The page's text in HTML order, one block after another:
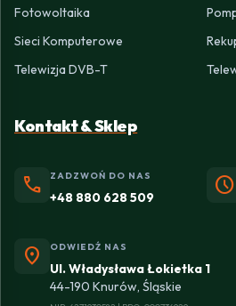
Fotowoltaika
Sieci Komputerowe
Telewizja DVB-T
Kontakt & Sklep
phone ZADZWOŃ DO NAS
+48 880 628 509 schedule
location_on ODWIEDŹ NAS
Ul. Władysława Łokietka 1
44-190 Knurów, Śląskie